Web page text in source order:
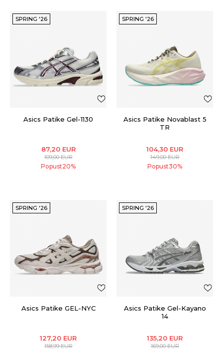
SPRING '26
Asics Patike Gel-1130
87,20 EUR
109,00EUR
Popust20%
SPRING '26
Asics Patike Novablast 5
TR
104,30 EUR
149,00EUR
Popust30%
SPRING '26
Asics Patike GEL-NYC
127,20 EUR
158,99EUR
SPRING '26
Asics Patike Gel-Kayano
14
135,20 EUR
169,00EUR